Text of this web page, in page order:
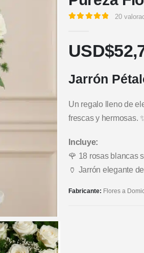
20
USD$
Jarrón
Un regalo lleno de
frescas y hermosas.
Incluye:
🌹 18 rosas blancas
🏺 Jarrón elegante
Fabricante: Flores a